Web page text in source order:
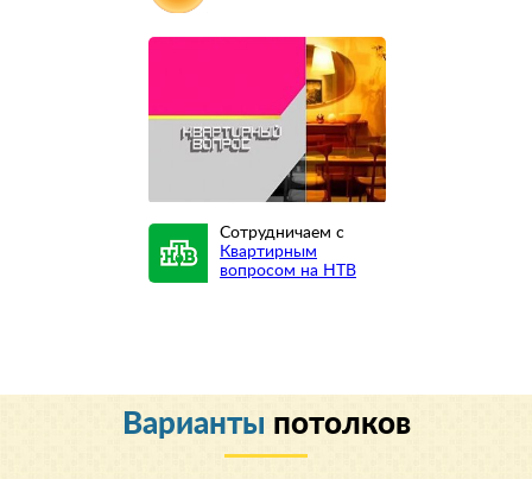
Сотрудничаем с
Квартирным
вопросом на НТВ
Варианты потолков